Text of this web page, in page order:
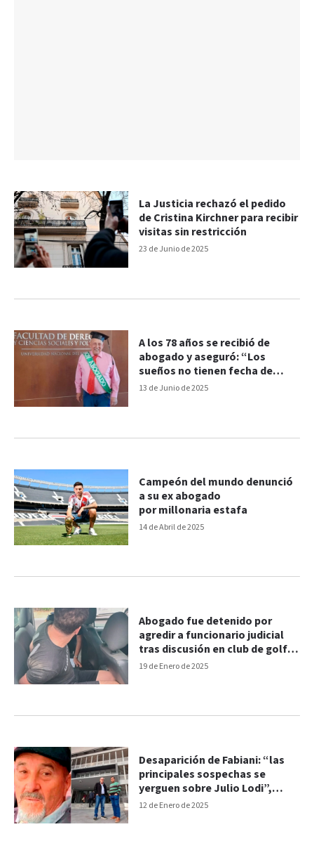
23 de Junio de 2025
La Justicia rechazó el pedido
de Cristina Kirchner para recibir
visitas sin restricción
13 de Junio de 2025
A los 78 años se recibió de
abogado y aseguró: “Los
sueños no tienen fecha de
vencimiento”
14 de Abril de 2025
Campeón del mundo denunció
a su ex abogado
por millonaria estafa
19 de Enero de 2025
Abogado fue detenido por
agredir a funcionario judicial
tras discusión en club de golf
entrerriano
12 de Enero de 2025
Desaparición de Fabiani: “las
principales sospechas se
yerguen sobre Julio Lodi”,
afirmó abogado